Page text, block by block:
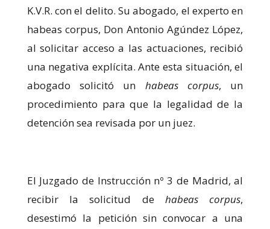
K.V.R. con el delito. Su abogado, el experto en
habeas corpus, Don Antonio Agúndez López,
al solicitar acceso a las actuaciones, recibió
una negativa explícita. Ante esta situación, el
abogado solicitó un habeas corpus, un
procedimiento para que la legalidad de la
detención sea revisada por un juez.
El Juzgado de Instrucción nº 3 de Madrid, al
recibir la solicitud de habeas corpus,
desestimó la petición sin convocar a una